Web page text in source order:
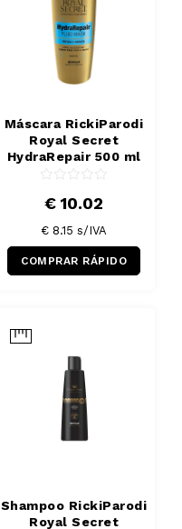
Máscara RickiParodi
Royal Secret
HydraRepair 500 ml
€ 10.02
€ 8.15 s/IVA
COMPRAR RÁPIDO
Shampoo RickiParodi
Royal Secret